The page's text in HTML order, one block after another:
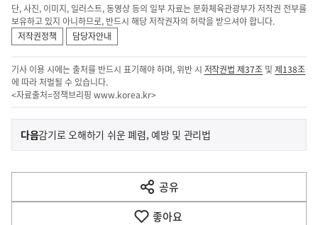
단, 사진, 이미지, 일러스트, 동영상 등의 일부 자료는 문화체육관광부가 저작권 전부를
보유하고 있지 아니하므로, 반드시 해당 저작권자의 허락을 받으셔야 합니다.
저작권정책
담당자안내
기사 이용 시에는 출처를 반드시 표기해야 하며, 위반 시 저작권법 제37조 및제138조
에 따라 처벌될 수 있습니다.
<자료출처=정책브리핑 www.korea.kr>
이
전
다
음
다음기
감기로 오해하기 쉬운 폐렴, 예방 및 관리법
공유
열
기
좋아요